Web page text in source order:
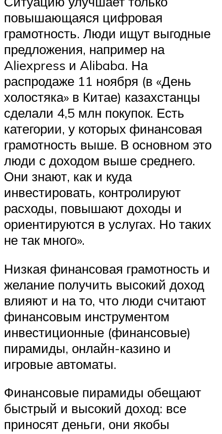
повышающаяся цифровая
грамотность. Люди ищут выгодные
предложения, например на
Aliexpress и Alibaba. На
распродаже 11 ноября (в «День
холостяка» в Китае) казахстанцы
сделали 4,5 млн покупок. Есть
категории, у которых финансовая
грамотность выше. В основном это
люди с доходом выше среднего.
Они знают, как и куда
инвестировать, контролируют
расходы, повышают доходы и
ориентируются в услугах. Но таких
не так много».
Низкая финансовая грамотность и
желание получить высокий доход
влияют и на то, что люди считают
финансовым инструментом
инвестиционные (финансовые)
пирамиды, онлайн-казино и
игровые автоматы.
Финансовые пирамиды обещают
быстрый и высокий доход: все
приносят деньги, они якобы